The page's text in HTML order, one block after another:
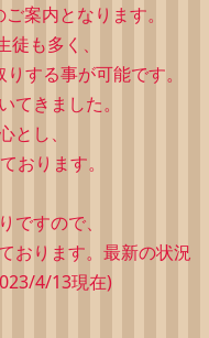
案内となります。
も多く、
する事が可能です。
てきました。
とし、
おります。
ですので、
おります。最新の状況
4/13現在)